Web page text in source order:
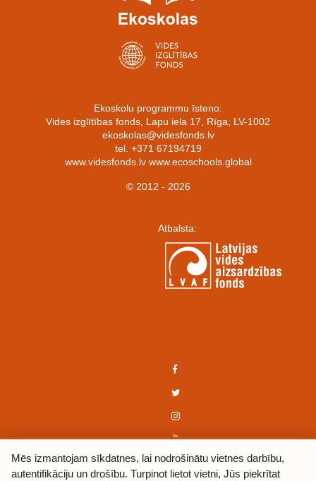
Ekoskolu programmu īsteno:
Vides izglītības fonds, Lapu iela 17, Rīga, LV-1002
ekoskolas@videsfonds.lv
tel. +371 67194719
www.videsfonds.lv www.ecoschools.global
© 2012 - 2026
Atbalsta:
Mēs izmantojam sīkdatnes, lai nodrošinātu vietnes darbību,
autentifikāciju un drošību. Turpinot lietot vietni, Jūs piekrītat